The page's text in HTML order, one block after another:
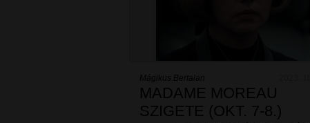
Mágikus Bertalan
MADAME MOREAU
SZIGETE (OKT. 7-8.)